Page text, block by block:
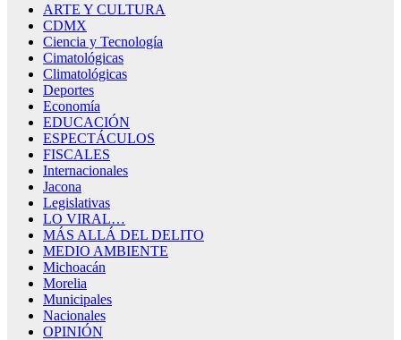
ARTE Y CULTURA
CDMX
Ciencia y Tecnología
Cimatológicas
Climatológicas
Deportes
Economía
EDUCACIÓN
ESPECTÁCULOS
FISCALES
Internacionales
Jacona
Legislativas
LO VIRAL…
MÁS ALLÁ DEL DELITO
MEDIO AMBIENTE
Michoacán
Morelia
Municipales
Nacionales
OPINIÓN